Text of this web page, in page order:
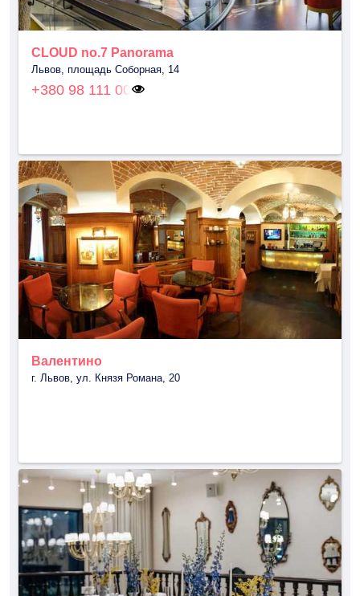
CLOUD no.7 Panorama
Львов, площадь Соборная, 14
+380 98 111 00
Валентино
г. Львов, ул. Князя Романа, 20